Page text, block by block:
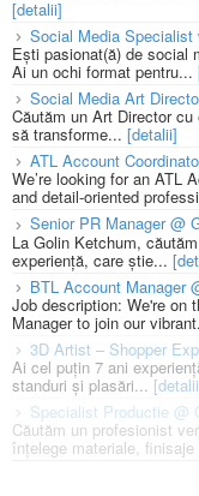
[detalii]
Social Media Specialist
Ești pasionat(ă) de social
Ai un ochi format pentru...
Social Media Art
Căutăm un Art Director
să transforme... [detalii]
ATL Account
We’re looking for an ATL
and detail-oriented
Senior PR Manager @
La Golin Ketchum,
experiență, care știe...
BTL Account Manager
Job description: We're on
Manager to join our
3D Artist – Shopper
Ai cel puțin 7 ani
standuri și plasări...
Specialist Productie @
Căutăm un profesionist
înțelege materiale,